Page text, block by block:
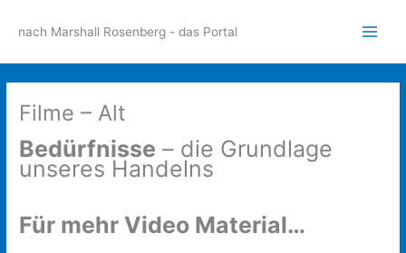
Inhaltnach Marshall Rosenberg - das Portal
Filme – Alt
Bedürfnisse – die Grundlage
unseres Handelns
Für mehr Video Material…